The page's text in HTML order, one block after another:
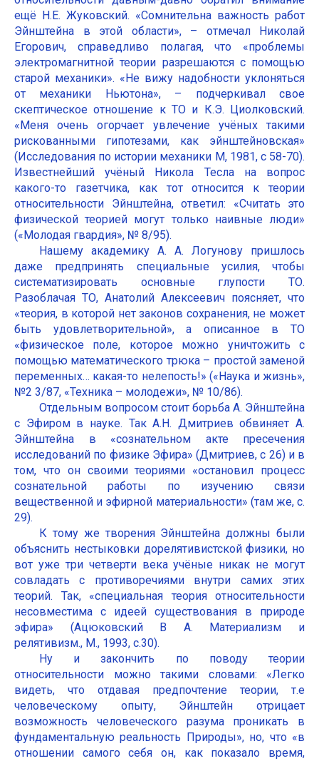
ещё Н.Е. Жуковский. «Сомнительна важность работ
Эйнштейна в этой области», – отмечал Николай
Егорович, справедливо полагая, что «проблемы
электромагнитной теории разрешаются с помощью
старой механики». «Не вижу надобности уклоняться
от механики Ньютона», – подчеркивал свое
скептическое отношение к ТО и К.Э. Циолковский.
«Меня очень огорчает увлечение учёных такими
рискованными гипотезами, как эйнштейновская»
(Исследования по истории механики М, 1981, с 58-70).
Известнейший учёный Никола Тесла на вопрос
какого-то газетчика, как тот относится к теории
относительности Эйнштейна, ответил: «Считать это
физической теорией могут только наивные люди»
(«Молодая гвардия», № 8/95).
Нашему академику А. А. Логунову пришлось
даже предпринять специальные усилия, чтобы
систематизировать основные глупости ТО.
Разоблачая ТО, Анатолий Алексеевич поясняет, что
«теория, в которой нет законов сохранения, не может
быть удовлетворительной», а описанное в ТО
«физическое поле, которое можно уничтожить с
помощью математического трюка – простой заменой
переменных… какая-то нелепость!» («Наука и жизнь»,
№2 3/87, «Техника – молодежи», № 10/86).
Отдельным вопросом стоит борьба А. Эйнштейна
с Эфиром в науке. Так А.Н. Дмитриев обвиняет А.
Эйнштейна в «сознательном акте пресечения
исследований по физике Эфира» (Дмитриев, с 26) и в
том, что он своими теориями «остановил процесс
сознательной работы по изучению связи
вещественной и эфирной материальности» (там же, с.
29).
К тому же творения Эйнштейна должны были
объяснить нестыковки дорелятивистской физики, но
вот уже три четверти века учёные никак не могут
совладать с противоречиями внутри самих этих
теорий. Так, «специальная теория относительности
несовместима с идеей существования в природе
эфира» (Ацюковский В А. Материализм и
релятивизм., М., 1993, с.30).
Ну и закончить по поводу теории
относительности можно такими словами: «Легко
видеть, что отдавая предпочтение теории, т.е
человеческому опыту, Эйнштейн отрицает
возможность человеческого разума проникать в
фундаментальную реальность Природы», но, что «в
отношении самого себя он, как показало время,